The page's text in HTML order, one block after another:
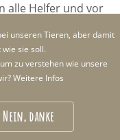
alle Helfer und vor
bei uns! Wir sind
Unsere Tiere
unseren Tieren, aber damit
sie soll.
zu verstehen wie unsere
Weitere Infos
Nein, danke